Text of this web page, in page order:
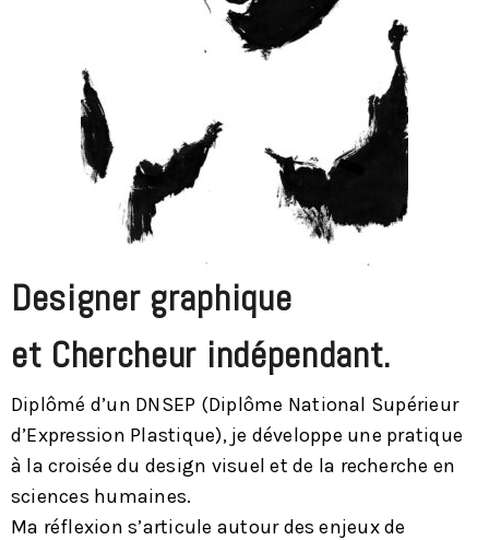
Designer graphique
et Chercheur indépendant.
Diplômé d’un DNSEP (Diplôme National Supérieur
d’Expression Plastique), je développe une pratique
à la croisée du design visuel et de la recherche en
sciences humaines.
Ma réflexion s’articule autour des enjeux de